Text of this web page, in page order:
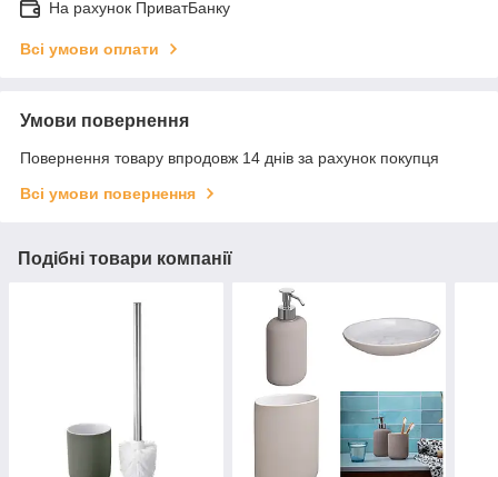
На рахунок ПриватБанку
Всі умови оплати
Умови повернення
Повернення товару впродовж 14 днів за рахунок покупця
Всі умови повернення
Подібні товари компанії